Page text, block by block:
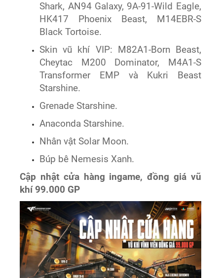
Shark, AN94 Galaxy, 9A-91-Wild Eagle,
HK417 Phoenix Beast, M14EBR-S
Black Tortoise.
Skin vũ khí VIP: M82A1-Born Beast,
Cheytac M200 Dominator, M4A1-S
Transformer EMP và Kukri Beast
Starshine.
Grenade Starshine.
Anaconda Starshine.
Nhân vật Solar Moon.
Búp bê Nemesis Xanh.
Cập nhật cửa hàng ingame, đồng giá vũ
khí 99.000 GP